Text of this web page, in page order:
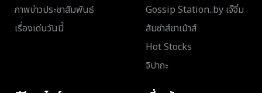
ภาพข่าวประชาสัมพันธ์
เรื่องเด่นวันนี้
Gossip Station..by เจ๊จิ๋ม
ส้มซ่าส์ขาเม้าส์
Hot Stocks
จิปาถะ